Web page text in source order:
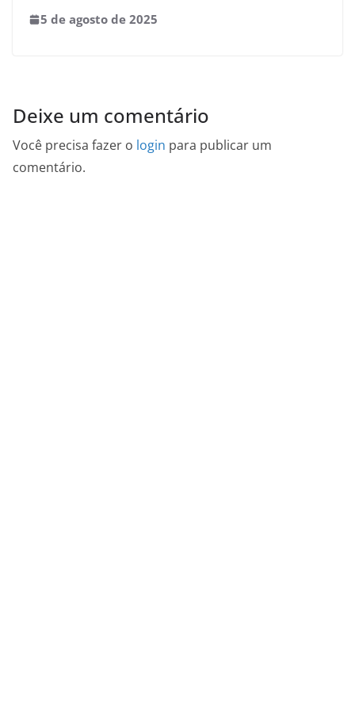
5 de agosto de 2025
Deixe um comentário
Você precisa fazer o login para publicar um
comentário.